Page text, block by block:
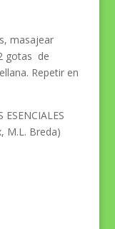
masajear
gotas de
Repetir en
M.L. Breda)